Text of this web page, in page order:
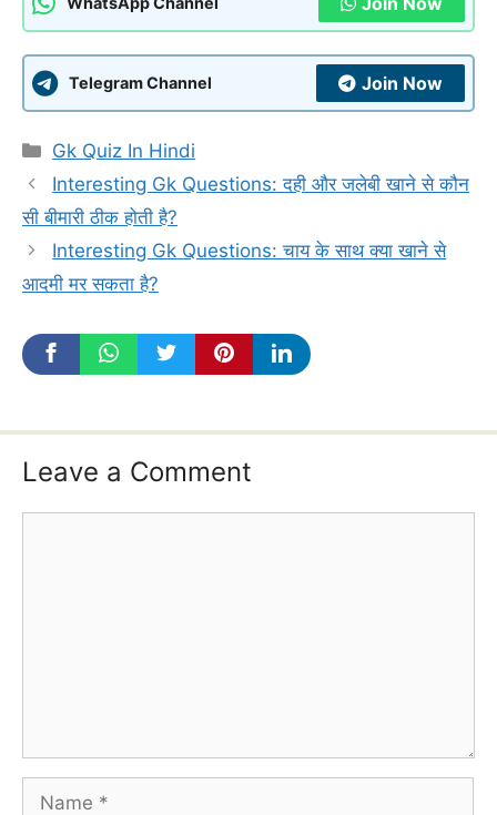
Telegram Channel Join Now
Categories
Gk Quiz In Hindi
Interesting Gk Questions: दही और जलेबी खाने से कौन
सी बीमारी ठीक होती है?
Interesting Gk Questions: चाय के साथ क्या खाने से
आदमी मर सकता है?
Leave a Comment